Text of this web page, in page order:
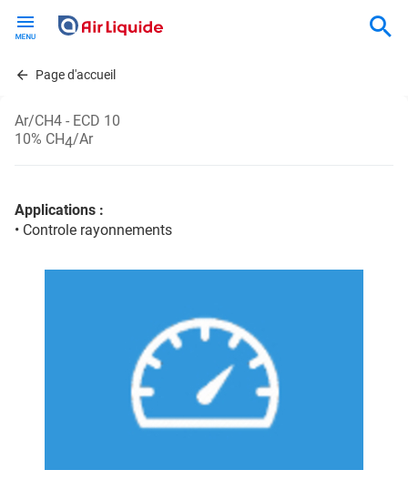
contentPage d'accueil
Ar/CH4 - ECD 10
10% CH4/Ar
Applications :
• Controle rayonnements